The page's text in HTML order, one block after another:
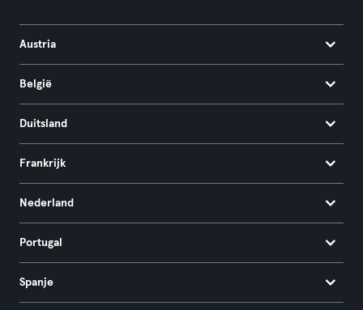
Austria
België
Duitsland
Frankrijk
Nederland
Portugal
Spanje